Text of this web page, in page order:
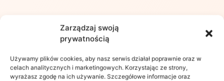
Zarządzaj swoją
prywatnością
Używamy plików cookies, aby nasz serwis działał poprawnie oraz w
celach analitycznych i marketingowych. Korzystając ze strony,
wyrażasz zgodę na ich używanie. Szczegółowe informacje oraz